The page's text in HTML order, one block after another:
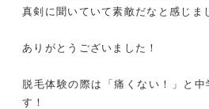
真剣に聞いていて素敵だなと感じま
ありがとうございました！
脱毛体験の際は「痛くない！」と
す！